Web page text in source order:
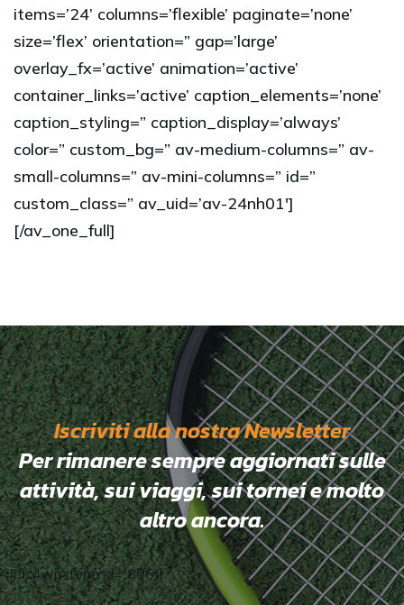
items=’24’ columns=’flexible’ paginate=’none’
size=’flex’ orientation=” gap=’large’
overlay_fx=’active’ animation=’active’
container_links=’active’ caption_elements=’none’
caption_styling=” caption_display=’always’
color=” custom_bg=” av-medium-columns=” av-
small-columns=” av-mini-columns=” id=”
custom_class=” av_uid=’av-24nh01′]
[/av_one_full]
Iscriviti alla nostra Newsletter
Per rimanere sempre aggiornati sulle
attività, sui viaggi, sui tornei e molto
altro ancora.
[mc4wp_form id="806"]